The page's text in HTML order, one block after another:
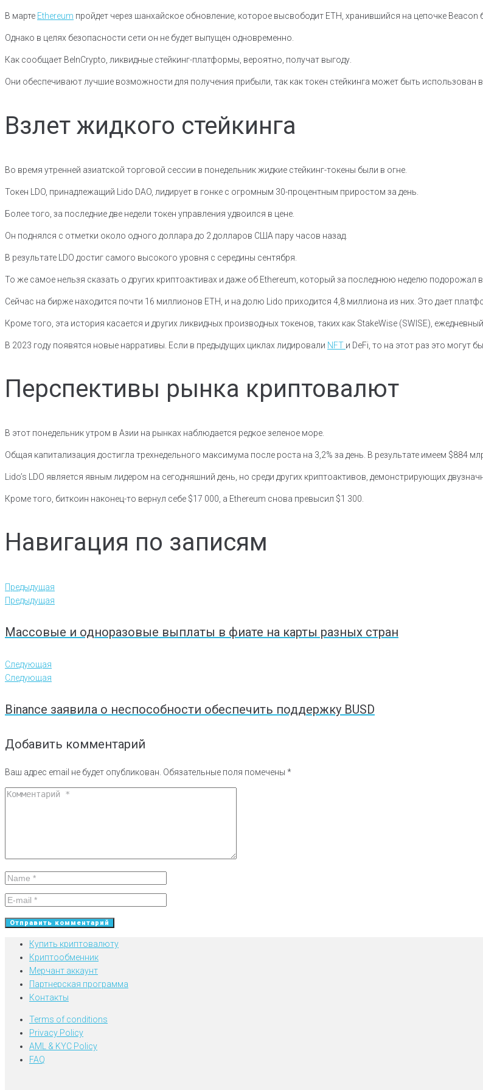
В марте Ethereum пройдет через шанхайское обновление, которое высвободит ETH, хранившийся на цепочке Beacon
Однако в целях безопасности сети он не будет выпущен одновременно.
Как сообщает BeInCrypto, ликвидные стейкинг-платформы, вероятно, получат выгоду.
Они обеспечивают лучшие возможности для получения прибыли, так как токен стейкинга может быть использован
Взлет жидкого стейкинга
Во время утренней азиатской торговой сессии в понедельник жидкие стейкинг-токены были в огне.
Токен LDO, принадлежащий Lido DAO, лидирует в гонке с огромным 30-процентным приростом за день.
Более того, за последние две недели токен управления удвоился в цене.
Он поднялся с отметки около одного доллара до 2 долларов США пару часов назад.
В результате LDO достиг самого высокого уровня с середины сентября.
То же самое нельзя сказать о других криптоактивах и даже об Ethereum, который за последнюю неделю подорожал
Сейчас на бирже находится почти 16 миллионов ETH, и на долю Lido приходится 4,8 миллиона из них. Это дает
Кроме того, эта история касается и других ликвидных производных токенов, таких как StakeWise (SWISE),
В 2023 году появятся новые нарративы. Если в предыдущих циклах лидировали NFT и DeFi, то на этот раз это могут
Перспективы рынка криптовалют
В этот понедельник утром в Азии на рынках наблюдается редкое зеленое море.
Общая капитализация достигла трехнедельного максимума после роста на 3,2% за день. В результате имеем $884
Lido’s LDO является явным лидером на сегодняшний день, но среди других криптоактивов, демонстрирующих
Кроме того, биткоин наконец-то вернул себе $17 000, а Ethereum снова превысил $1 300.
Навигация по записям
Предыдущая
Предыдущая
Массовые и одноразовые выплаты в фиате на карты разных стран
Следующая
Следующая
Binance заявила о неспособности обеспечить поддержку BUSD
Добавить комментарий
Ваш адрес email не будет опубликован. Обязательные поля помечены *
Купить криптовалюту
Криптообменник
Мерчант аккаунт
Партнерская программа
Контакты
Terms of conditions
Privacy Policy
AML & KYC Policy
FAQ